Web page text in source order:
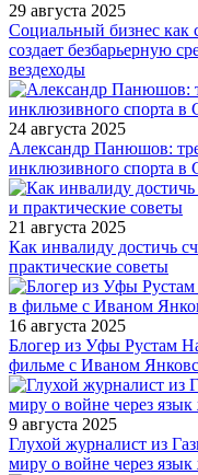
29 августа 2025
Социальный бизнес как
создает безбарьерную
вездеходы
24 августа 2025
Александр Панюшов:
инклюзивного спорта в
21 августа 2025
Как инвалиду достичь
практические советы
16 августа 2025
Блогер из Уфы Рустам
фильме с Иваном
9 августа 2025
Глухой журналист из
миру о войне через язык